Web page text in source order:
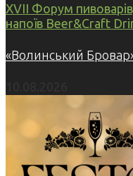
XVII Форум
напоїв Beer&Craft
«Волинський